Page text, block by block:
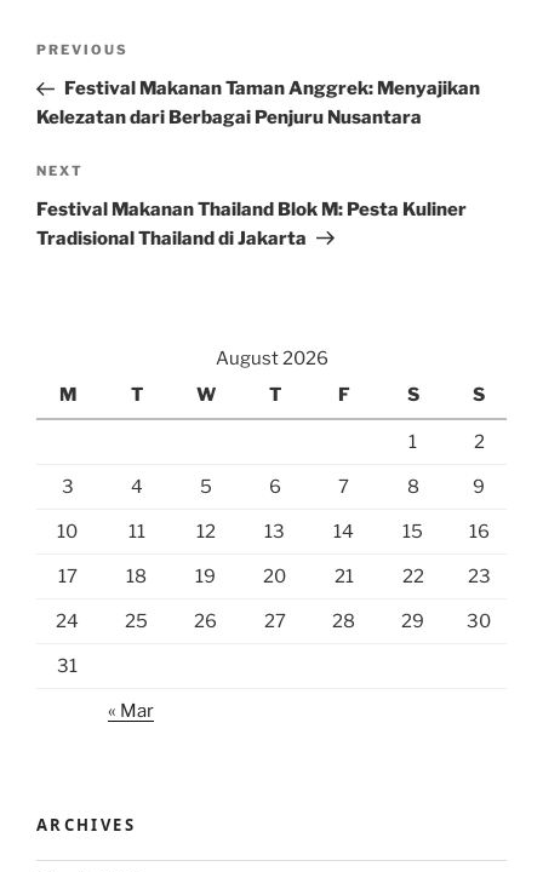
Previous
Post
PREVIOUS
Festival Makanan Taman Anggrek: Menyajikan
Kelezatan dari Berbagai Penjuru Nusantara
Next
Post
NEXT
Festival Makanan Thailand Blok M: Pesta Kuliner
Tradisional Thailand di Jakarta
August 2026
M
T W T F S S
1 2
3 4 5 6 7 8 9
10 11 12 13 14 15 16
17 18 19 20 21 22 23
24 25 26 27 28 29 30
31
« Mar
ARCHIVES